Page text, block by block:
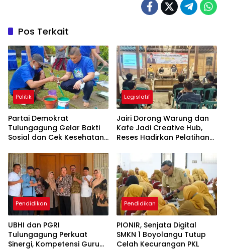
Pos Terkait
Politik
Partai Demokrat
Tulungagung Gelar Bakti
Sosial dan Cek Kesehatan
Legislatif
Jairi Dorong Warung dan
Kafe Jadi Creative Hub,
Reses Hadirkan Pelatihan
Pendidikan
UBHI dan PGRI
Tulungagung Perkuat
Sinergi, Kompetensi Guru
Pendidikan
PIONIR, Senjata Digital
SMKN 1 Boyolangu Tutup
Celah Kecurangan PKL